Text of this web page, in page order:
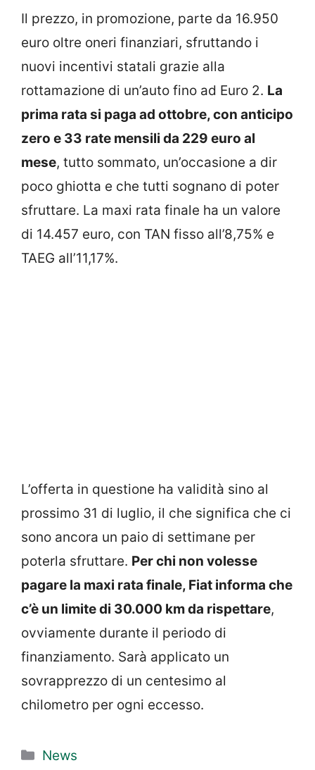
Il prezzo, in promozione, parte da 16.950
euro oltre oneri finanziari, sfruttando i
nuovi incentivi statali grazie alla
rottamazione di un’auto fino ad Euro 2. La
prima rata si paga ad ottobre, con anticipo
zero e 33 rate mensili da 229 euro al
mese, tutto sommato, un’occasione a dir
poco ghiotta e che tutti sognano di poter
sfruttare. La maxi rata finale ha un valore
di 14.457 euro, con TAN fisso all’8,75% e
TAEG all’11,17%.
L’offerta in questione ha validità sino al
prossimo 31 di luglio, il che significa che ci
sono ancora un paio di settimane per
poterla sfruttare. Per chi non volesse
pagare la maxi rata finale, Fiat informa che
c’è un limite di 30.000 km da rispettare,
ovviamente durante il periodo di
finanziamento. Sarà applicato un
sovrapprezzo di un centesimo al
chilometro per ogni eccesso.
Categorie
News